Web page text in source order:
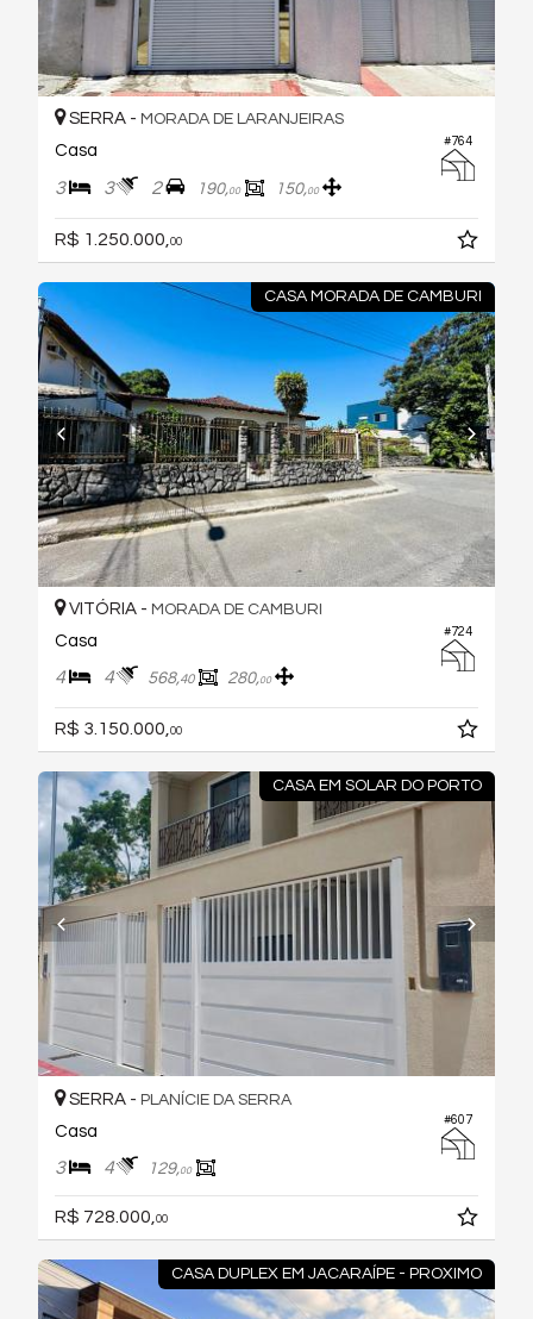
#764
SERRA - MORADA DE LARANJEIRAS
Casa
3 3 2 190,00 150,00
R$ 1.250.000, 00
CASA MORADA DE CAMBURI
#724
VITÓRIA - MORADA DE CAMBURI
Casa
4 4 568,40 280,00
R$ 3.150.000,00
CASA EM SOLAR DO PORTO
#607
SERRA - PLANÍCIE DA SERRA
Casa
3 4 129,00
R$ 728.000, 00
CASA DUPLEX EM JACARAÍPE - PROXIMO